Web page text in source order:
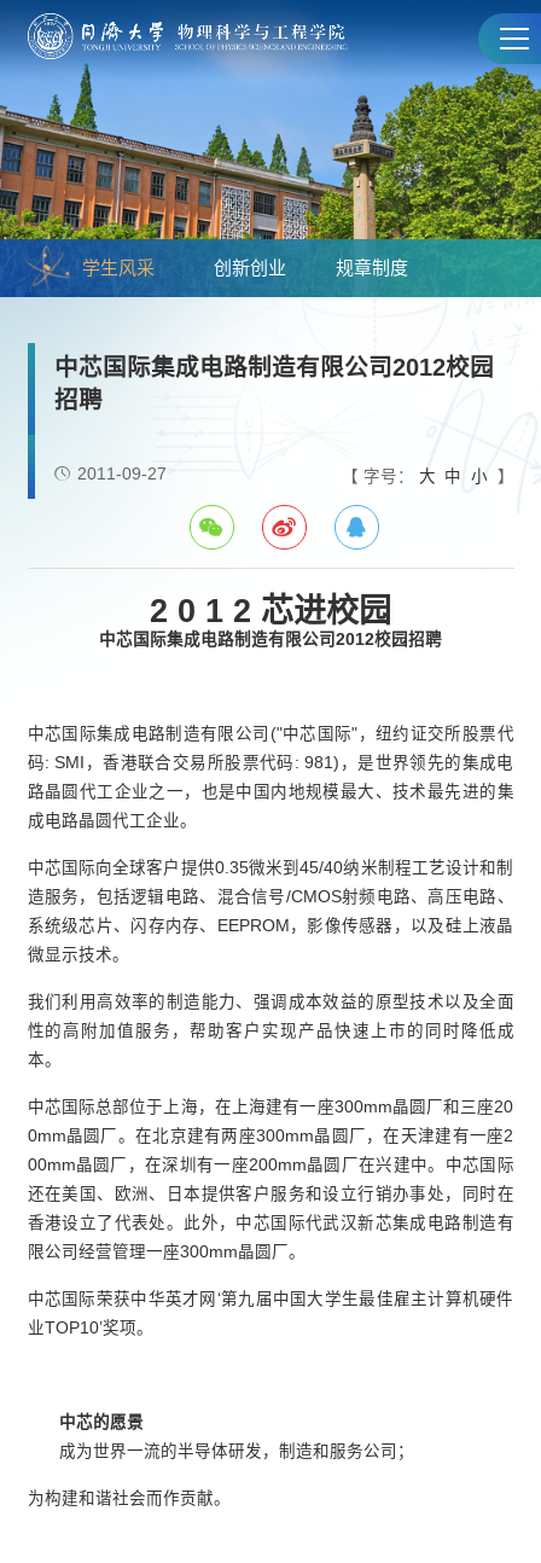
学生风采 创新创业 规章制度
中芯国际集成电路制造有限公司2012校园
招聘
2011-09-27 【 字号： 大 中 小 】
2 0 1 2 芯进校园
中芯国际集成电路制造有限公司 2012校园招聘
中芯国际集成电路制造有限公司("中芯国际"，纽约证交所股票代
码: SMI，香港联合交易所股票代码: 981)，是世界领先的集成电
路晶圆代工企业之一，也是中国内地规模最大、技术最先进的集
成电路晶圆代工企业。
中芯国际向全球客户提供0.35微米到45/40纳米制程工艺设计和制
造服务，包括逻辑电路、混合信号/CMOS射频电路、高压电路、
系统级芯片、闪存内存、EEPROM，影像传感器，以及硅上液晶
微显示技术。
我们利用高效率的制造能力、强调成本效益的原型技术以及全面
性的高附加值服务，帮助客户实现产品快速上市的同时降低成
本。
中芯国际总部位于上海，在上海建有一座300mm晶圆厂和三座20
0mm晶圆厂。在北京建有两座300mm晶圆厂，在天津建有一座2
00mm晶圆厂，在深圳有一座200mm晶圆厂在兴建中。中芯国际
还在美国、欧洲、日本提供客户服务和设立行销办事处，同时在
香港设立了代表处。此外，中芯国际代武汉新芯集成电路制造有
限公司经营管理一座300mm晶圆厂。
中芯国际荣获中华英才网‘第九届中国大学生最佳雇主计算机硬件
业TOP10’奖项。
中芯的愿景
成为世界一流的半导体研发，制造和服务公司；
为构建和谐社会而作贡献。